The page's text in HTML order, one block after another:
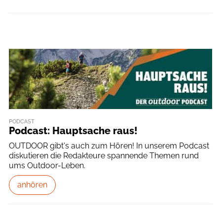
PODCAST
Podcast: Hauptsache raus!
OUTDOOR gibt's auch zum Hören! In unserem Podcast
diskutieren die Redakteure spannende Themen rund
ums Outdoor-Leben.
anhören